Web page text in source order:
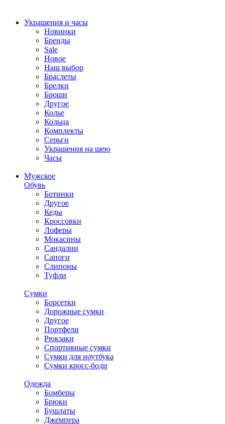
Украшения и часы
Новинки
Бренды
Sale
Новое
Наш выбор
Браслеты
Брелки
Броши
Другое
Колье
Кольца
Комплекты
Серьги
Украшения на шею
Часы
Мужское
Обувь
Ботинки
Другое
Кеды
Кроссовки
Лоферы
Мокасины
Сандалии
Сапоги
Слипоны
Туфли
Сумки
Борсетки
Дорожные сумки
Другое
Портфели
Рюкзаки
Спортивные сумки
Сумки для ноутбука
Сумки кросс-боди
Одежда
Бомберы
Брюки
Бушлаты
Джемпера